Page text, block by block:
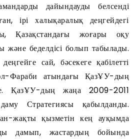
дайындауды белсенді
ірі халықаралық деңгейдегі
Қазақстандағы жоғары оқу
беделдісі болып табылады.
сай, бәсекеге қабілетті
Фараби атындағы ҚазҰУ-дың
ҚазҰУ-дың жаңа 2009-2011
Стратегиясы қабылданды.
жақты қызметін кең ауқымда
дамып, жастардың бойында